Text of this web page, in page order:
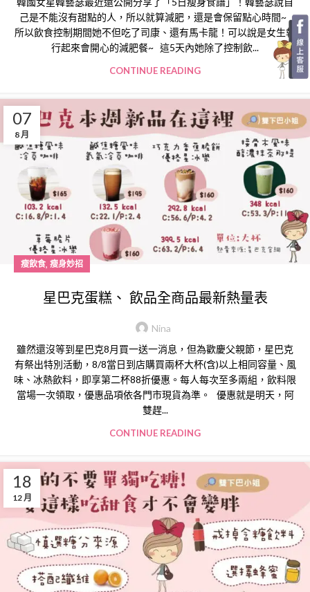
己是不能沒有甜點的人，所以就算減肥，還是會保留點心時間~
所以飲食控制期間她不但吃了司康、還有馬卡龍！可以說是女生執
行起來會開心的減肥餐~ 這5天內她除了控制飲...
CONTINUE READING
07
8 月
瘦飲食, 瘦身妙招
星巴克蛋糕、 飲品全商品最新熱量表
Nina
雖然還沒等到星巴克8月買一送一消息，但為歡慶父親節，星巴克
有祭出特別活動，8/8當日到店購買兩杯大杯(含)以上相同容量、風
味、冰熱飲料，即享第二杯88折優惠。每人每次至多兩組，飲料限
當場一次領取，優惠品項依各門市現貨為準。 優惠就是明天，阿
雙趕...
CONTINUE READING
18
12 月